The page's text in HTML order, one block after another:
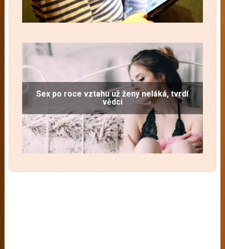
Sex po roce vztahu už ženy neláká, tvrdí
vědci